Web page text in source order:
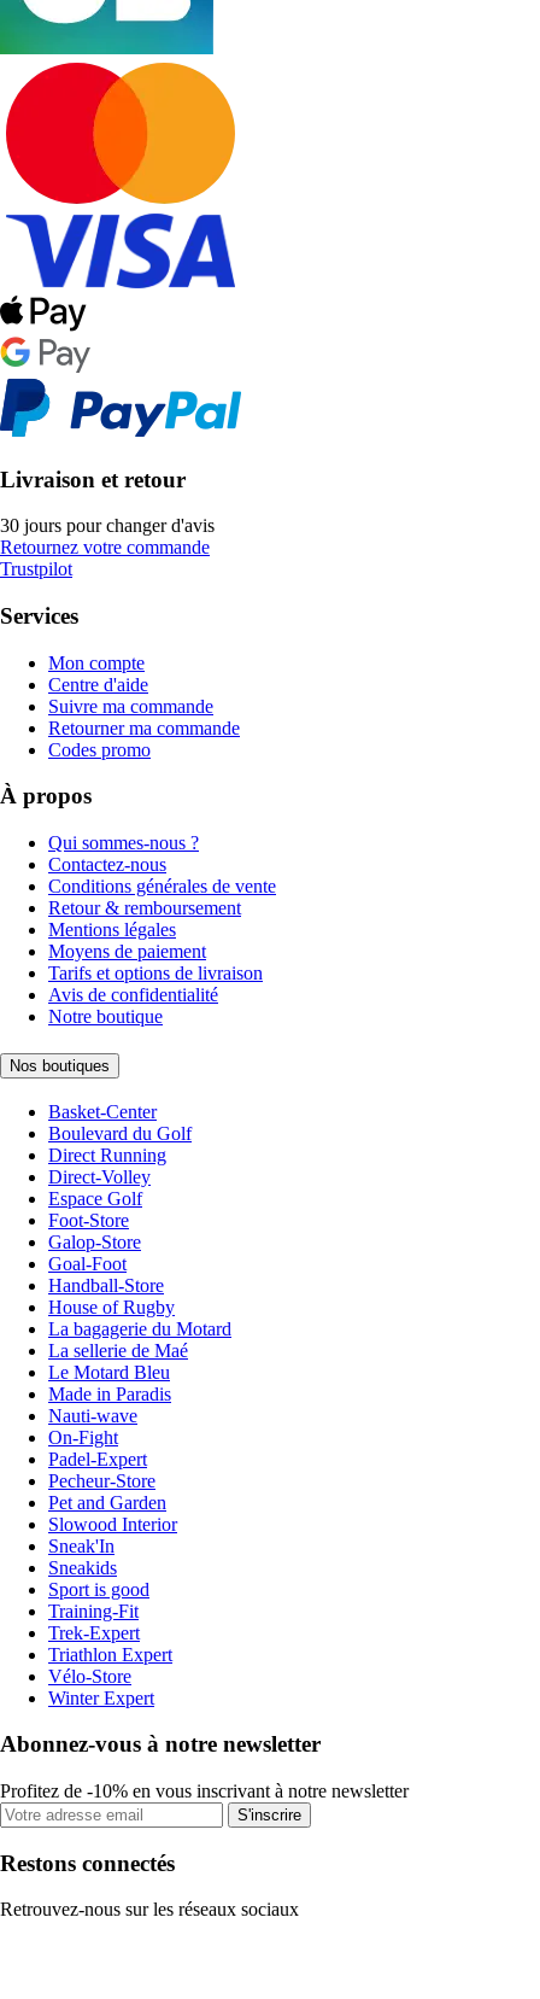
Livraison et retour
30 jours pour changer d'avis
Retournez votre commande
Trustpilot
Services
Mon compte
Centre d'aide
Suivre ma commande
Retourner ma commande
Codes promo
À propos
Qui sommes-nous ?
Contactez-nous
Conditions générales de vente
Retour & remboursement
Mentions légales
Moyens de paiement
Tarifs et options de livraison
Avis de confidentialité
Notre boutique
Nos boutiques
Basket-Center
Boulevard du Golf
Direct Running
Direct-Volley
Espace Golf
Foot-Store
Galop-Store
Goal-Foot
Handball-Store
House of Rugby
La bagagerie du Motard
La sellerie de Maé
Le Motard Bleu
Made in Paradis
Nauti-wave
On-Fight
Padel-Expert
Pecheur-Store
Pet and Garden
Slowood Interior
Sneak'In
Sneakids
Sport is good
Training-Fit
Trek-Expert
Triathlon Expert
Vélo-Store
Winter Expert
Abonnez-vous à notre newsletter
Profitez de -10% en vous inscrivant à notre newsletter
S'inscrire
Restons connectés
Retrouvez-nous sur les réseaux sociaux